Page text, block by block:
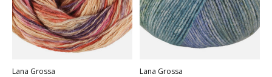
Lana Grossa Lana Grossa